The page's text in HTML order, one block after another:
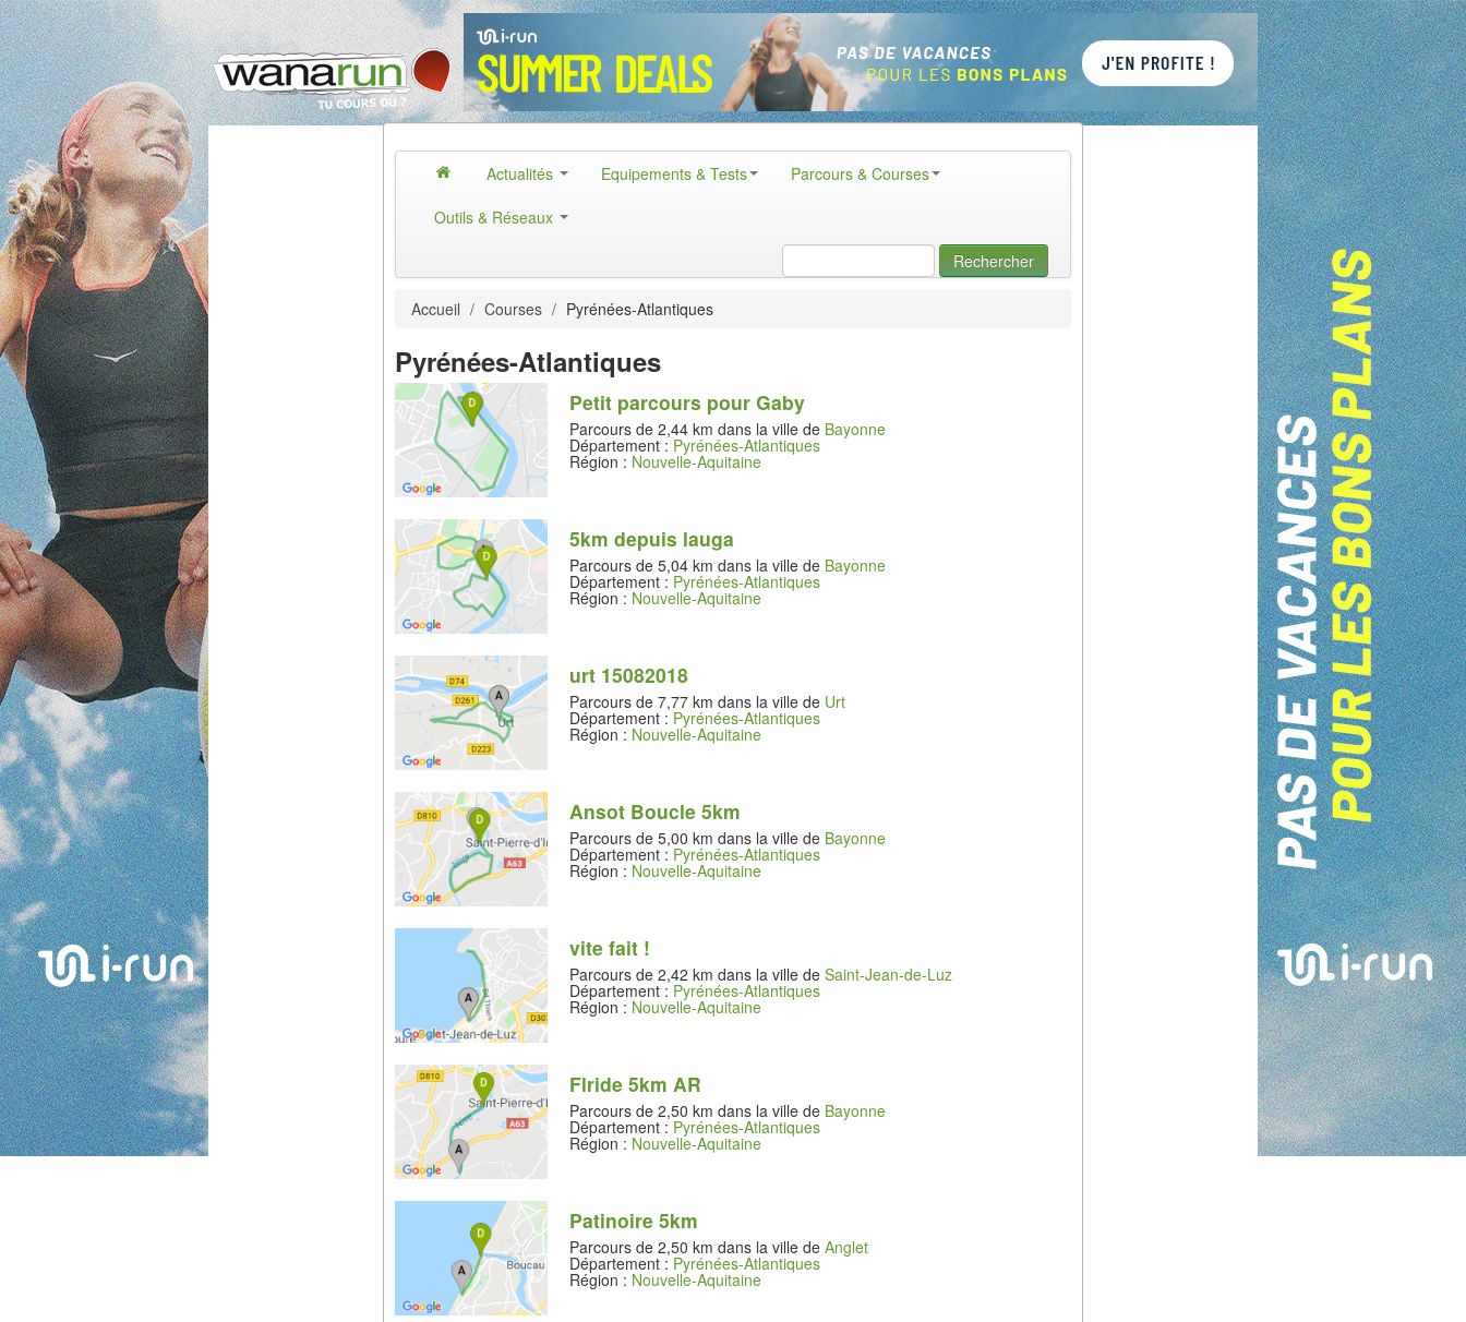
Actualités Equipements & Tests
Parcours & Courses
Outils & Réseaux
Rechercher
Accueil / Courses / Pyrénées-Atlantiques
Pyrénées-Atlantiques
Petit parcours pour Gaby
Parcours de 2,44 km dans la ville de Bayonne
Département : Pyrénées-Atlantiques
Région : Nouvelle-Aquitaine
5km depuis lauga
Parcours de 5,04 km dans la ville de Bayonne
Département : Pyrénées-Atlantiques
Région : Nouvelle-Aquitaine
urt 15082018
Parcours de 7,77 km dans la ville de Urt
Département : Pyrénées-Atlantiques
Région : Nouvelle-Aquitaine
Ansot Boucle 5km
Parcours de 5,00 km dans la ville de Bayonne
Département : Pyrénées-Atlantiques
Région : Nouvelle-Aquitaine
vite fait !
Parcours de 2,42 km dans la ville de Saint-Jean-de-Luz
Département : Pyrénées-Atlantiques
Région : Nouvelle-Aquitaine
Flride 5km AR
Parcours de 2,50 km dans la ville de Bayonne
Département : Pyrénées-Atlantiques
Région : Nouvelle-Aquitaine
Patinoire 5km
Parcours de 2,50 km dans la ville de Anglet
Département : Pyrénées-Atlantiques
Région : Nouvelle-Aquitaine